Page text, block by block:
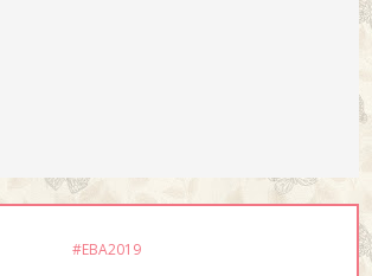
#EBA2019